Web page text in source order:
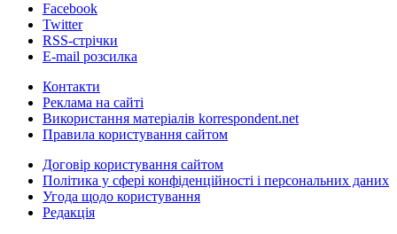
Facebook
Twitter
RSS-стрічки
E-mail розсилка
Контакти
Реклама на сайті
Використання матеріалів korrespondent.net
Правила користування сайтом
Договір користування сайтом
Політика у сфері конфіденційності і персональних даних
Угода щодо користування
Редакція